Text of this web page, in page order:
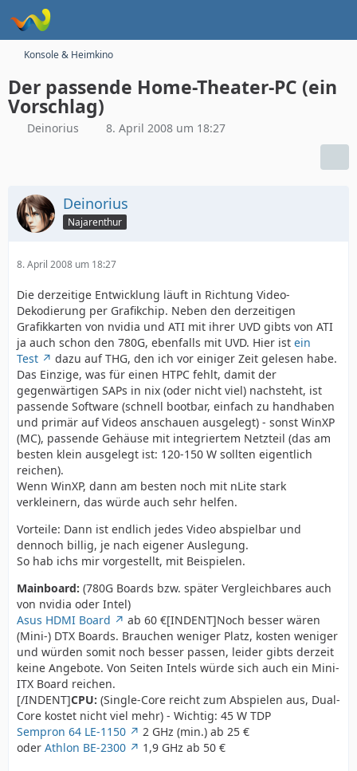
Konsole & Heimkino
Der passende Home-Theater-PC (ein
Vorschlag)
Deinorius 8. April 2008 um 18:27
Deinorius
Najarenthur
8. April 2008 um 18:27
Die derzeitige Entwicklung läuft in Richtung Video-
Dekodierung per Grafikchip. Neben den derzeitigen
Grafikkarten von nvidia und ATI mit ihrer UVD gibts von ATI
ja auch schon den 780G, ebenfalls mit UVD. Hier ist ein
Test
dazu auf THG, den ich vor einiger Zeit gelesen habe.
Das Einzige, was für einen HTPC fehlt, damit der
gegenwärtigen SAPs in nix (oder nicht viel) nachsteht, ist
passende Software (schnell bootbar, einfach zu handhaben
und primär auf Videos anschauen ausgelegt) - sonst WinXP
(MC), passende Gehäuse mit integriertem Netzteil (das am
besten klein ausgelegt ist: 120-150 W sollten eigentlich
reichen).
Wenn WinXP, dann am besten noch mit nLite stark
verkleinern, das würde auch sehr helfen.
Vorteile: Dann ist endlich jedes Video abspielbar und
dennoch billig, je nach eigener Auslegung.
So hab ichs mir vorgestellt, mit Beispielen.
Mainboard: (780G Boards bzw. später Vergleichbares auch
von nvidia oder Intel)
Asus HDMI Board
ab 60 €[INDENT]Noch besser wären
(Mini-) DTX Boards. Brauchen weniger Platz, kosten weniger
und würden somit noch besser passen, leider gibts derzeit
keine Angebote. Von Seiten Intels würde sich auch ein Mini-
ITX Board reichen.
[/INDENT]CPU: (Single-Core reicht zum Abspielen aus, Dual-
Core kostet nicht viel mehr) - Wichtig: 45 W TDP
Sempron 64 LE-1150
2 GHz (min.) ab 25 €
oder Athlon BE-2300 1,9 GHz ab 50 €